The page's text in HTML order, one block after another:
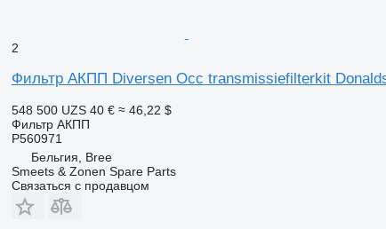
2
Фильтр АКПП Diversen Occ transmissiefilterkit
548 500 UZS 40 € ≈ 46,22 $
Фильтр АКПП
P560971
Бельгия, Bree
Smeets & Zonen Spare Parts
Связаться с продавцом